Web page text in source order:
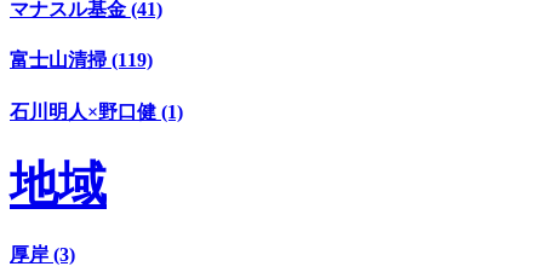
マナスル基金 (41)
富士山清掃 (119)
石川明人×野口健 (1)
地域
厚岸 (3)